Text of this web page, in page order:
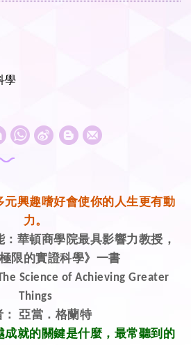
學
W
t
s
A
p
p
S
a
e
i
b
元興趣嗜好會使你的人生更有動
力。
華頓商學院最具影響力教授，
限的實證科學》一書
Science of Achieving Greater
Things
亞當．格蘭特
成就的關鍵是什麼，最常聽到的